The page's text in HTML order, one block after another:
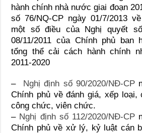
hành chính nhà nước giai đoạn
số 76/NQ-CP ngày 01/7/2013
một số điều của Nghị quyết
08/11/2011 của Chính phủ ban
tổng thể cải cách hành chính
2011-2020
– Nghị định số 90/2020/NĐ-CP
Chính phủ về đánh giá, xếp loại,
công chức, viên chức.
– Nghị định số 112/2020/NĐ-CP
Chính phủ về xử lý, kỷ luật cán